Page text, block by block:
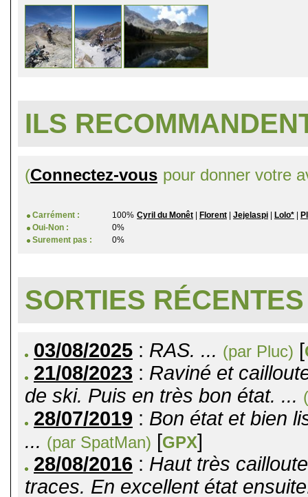
ILS
(Connectez-vous pour donner votre
Carrément : 100% Cyril du Monêt Florent Jejelaspi Lolo*
Oui-Non :
0%
Surement pas :
0%
SORTIES RÉCENTES
03/08/2025 : RAS. ... (par Pluc) [
21/08/2023 : Raviné et
de ski. Puis en très bon état. ...
28/07/2019 : Bon état et bien
... (par SpatMan) [GPX]
28/08/2016 : Haut très
traces. En excellent état